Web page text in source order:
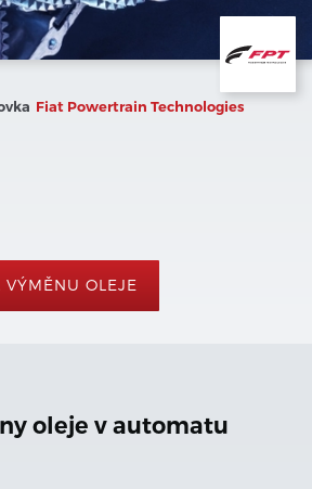
Fiat Powertrain Technologies
VÝMĚNU OLEJE
oleje v automatu